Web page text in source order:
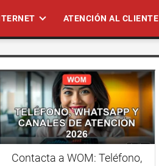
ATENCIÓN AL CLIENTE
Contacta a WOM: Teléfono,